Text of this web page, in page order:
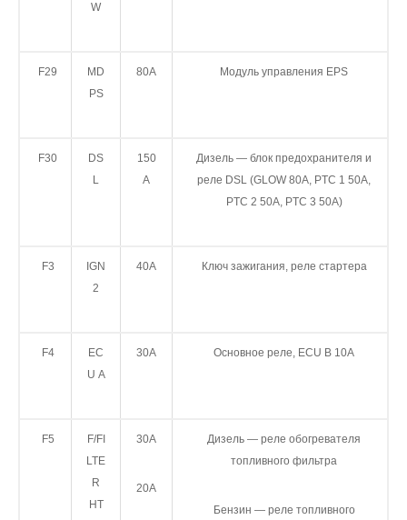
W
F29
MD
PS
80A Модуль управления EPS
F30
DS
L
150
A
Дизель — блок предохранителя и
реле DSL (GLOW 80A, PTC 1 50A,
PTC 2 50A, PTC 3 50A)
F3
IGN
2
40A Ключ зажигания, реле стартера
F4
EC
U A
30A Oсновное реле, ECU B 10A
F5
F/FI
LTE
R
HT
30A
20A
Дизель — реле обогревателя
топливного фильтра
Бензин — реле топливного